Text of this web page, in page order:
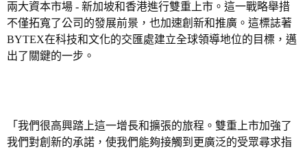
兩大資本市場 - 新加坡和香港進行雙重上市。這一戰略舉措
不僅拓寬了公司的發展前景，也加速創新和推廣。 這標誌著
BYTEX在科技和文化的交匯處建立全球領導地位的目標 ， 邁
出了關鍵的一步。
「 我們很高興踏上這一增長和擴張的旅程。雙重上市加強了
我們對創新的承諾，使我們能夠接觸到更廣泛的受眾尋求指